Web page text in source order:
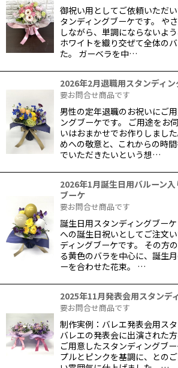
御祝い用としてご依頼いただ
タンディングブーケです。 や
しながら、単調にならないよ
ホワイトを織り交ぜて全体の
た。 ガーベラを中…
2026年2月退職用スタンディ
要お問合せ商品です
男性の定年退職のお祝いにご
ングブーケです。 ご用途をお
いはおまかせでお作りしまし
めへの敬意と、これからの時
でいただきたいという想…
2026年1月誕生日用バルーン
ブーケ
要お問合せ商品です
誕生日用スタンディングブー
への誕生日祝いとしてご注文
ディングブーケです。 その方
る黄色のバラを中心に、誕生
ーを合わせた花束。 …
2025年11月発表会用スタンデ
要お問合せ商品です
制作実例：バレエ発表会用ス
バレエの発表会に出演された
ご用意したスタンディングブ
プルとピンクを基調に、との